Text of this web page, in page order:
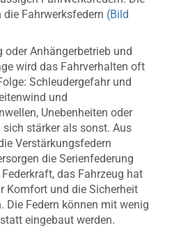
Fahrwerksfedern (Bild
oder Anhängerbetrieb und
wird das Fahrverhalten oft
Schleudergefahr und
und
Unebenheiten oder
stärker als sonst. Aus
Verstärkungsfedern
die Serienfederung
das Fahrzeug hat
Komfort und die Sicherheit
Die Federn können mit wenig
eingebaut werden.